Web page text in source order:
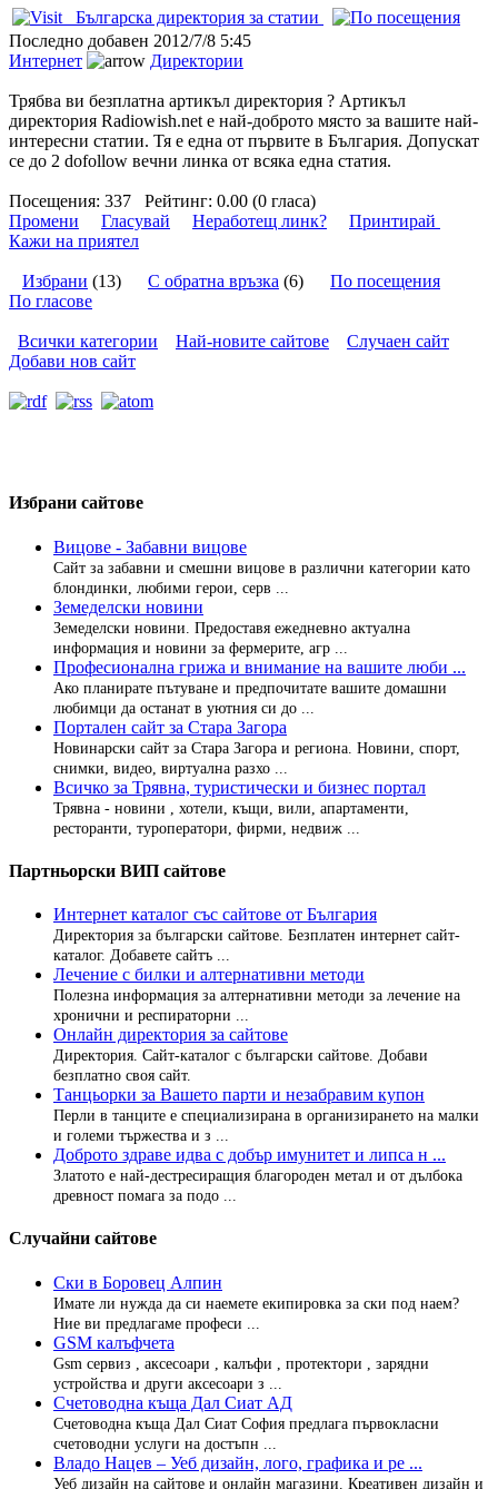
Българска директория за статии
Последно добавен 2012/7/8 5:45
Интернет
Директории
Трябва ви безплатна артикъл директория ? Артикъл
директория Radiowish.net е най-доброто място за вашите най-
интересни статии. Тя е една от първите в България. Допускат
се до 2 dofollow вечни линка от всяка една статия.
Посещения: 337 Рейтинг: 0.00 (0 гласа)
Промени
Гласувай Неработещ линк?
Принтирай
Кажи на приятел
Избрани (13) С обратна връзка (6) По посещения
По гласове
Всички категории Най-новите сайтове
Случаен сайт
Добави нов сайт
Избрани сайтове
Вицове - Забавни вицове
Сайт за забавни и смешни вицове в различни категории като
блондинки, любими герои, серв ...
Земеделски новини
Земеделски новини. Предоставя ежедневно актуална
информация и новини за фермерите, агр ...
Професионална грижа и внимание на вашите люби ...
Ако планирате пътуване и предпочитате вашите домашни
любимци да останат в уютния си до ...
Портален сайт за Стара Загора
Новинарски сайт за Стара Загора и региона. Новини, спорт,
снимки, видео, виртуална разхо ...
Всичко за Трявна, туристически и бизнес портал
Трявна - новини , хотели, къщи, вили, апартаменти,
ресторанти, туроператори, фирми, недвиж ...
Партньорски ВИП сайтове
Интернет каталог със сайтове от България
Директория за български сайтове. Безплатен интернет сайт-
каталог. Добавете сайтъ ...
Лечение с билки и алтернативни методи
Полезна информация за алтернативни методи за лечение на
хронични и респираторни ...
Онлайн директория за сайтове
Директория. Сайт-каталог с български сайтове. Добави
безплатно своя сайт.
Танцьорки за Вашето парти и незабравим купон
Перли в танците е специализирана в организирането на малки
и големи тържества и з ...
Доброто здраве идва с добър имунитет и липса н ...
Златото е най-дестресиращия благороден метал и от дълбока
древност помага за подо ...
Случайни сайтове
Ски в Боровец Алпин
Имате ли нужда да си наемете екипировка за ски под наем?
Ние ви предлагаме професи ...
GSM калъфчета
Gsm сервиз , аксесоари , калъфи , протектори , зарядни
устройства и други аксесоари з ...
Счетоводна къща Дал Сиат АД
Счетоводна къща Дал Сиат София предлага първокласни
счетоводни услуги на достъпн ...
Владо Нацев – Уеб дизайн, лого, графика и ре ...
Уеб дизайн на сайтове и онлайн магазини. Креативен дизайн и